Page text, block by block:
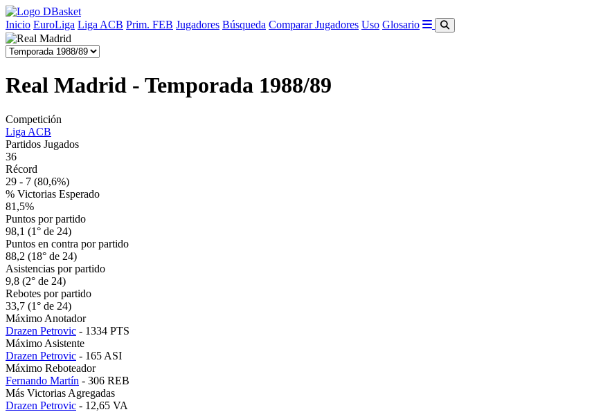
Inicio EuroLiga Liga ACB Prim. FEB Jugadores Búsqueda Comparar Jugadores Uso Glosario
Real Madrid - Temporada 1988/89
Competición
Liga ACB
Partidos Jugados
36
Récord
29 - 7 (80,6%)
% Victorias Esperado
81,5%
Puntos por partido
98,1 (1° de 24)
Puntos en contra por partido
88,2 (18° de 24)
Asistencias por partido
9,8 (2° de 24)
Rebotes por partido
33,7 (1° de 24)
Máximo Anotador
Drazen Petrovic - 1334 PTS
Máximo Asistente
Drazen Petrovic - 165 ASI
Máximo Reboteador
Fernando Martín - 306 REB
Más Victorias Agregadas
Drazen Petrovic - 12,65 VA